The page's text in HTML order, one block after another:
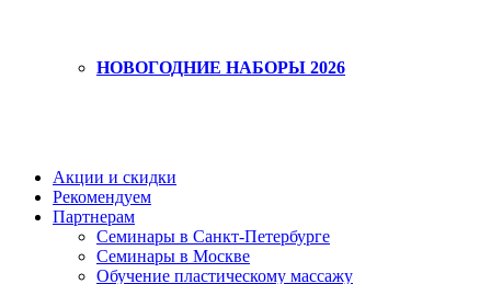
НОВОГОДНИЕ НАБОРЫ 2026
Акции и скидки
Рекомендуем
Партнерам
Семинары в Санкт-Петербурге
Семинары в Москве
Обучение пластическому массажу